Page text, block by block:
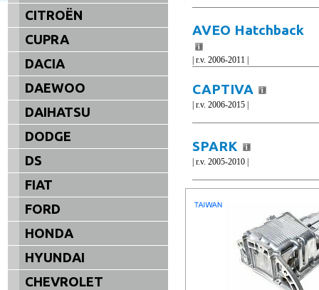
AVEO Hatchback
| r.v. 2006-2011 |
CAPTIVA
| r.v. 2006-2015 |
SPARK
| r.v. 2005-2010 |
CITROËN
CUPRA
DACIA
DAEWOO
DAIHATSU
DODGE
DS
FIAT
FORD
HONDA
HYUNDAI
CHEVROLET